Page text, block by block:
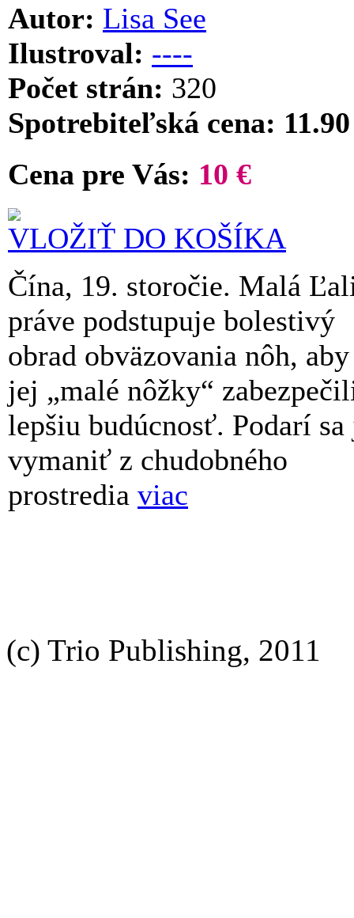
Autor: Lisa See
Ilustroval: ----
Počet strán: 320
Spotrebiteľská cena:
Cena pre Vás: 10 €
VLOŽIŤ DO KOŠÍKA
Čína, 19. storočie. Malá
práve podstupuje bolestivý
obrad obväzovania nôh, aby
jej „malé nôžky“
lepšiu budúcnosť. Podarí
vymaniť z chudobného
prostredia viac
(c) Trio Publishing, 2011